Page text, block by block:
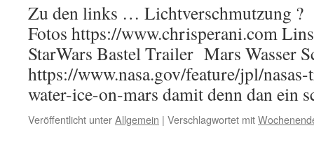
Zu den links … Lichtverschmutzung
Fotos https://www.chrisperani.com
StarWars Bastel Trailer Mars Wasser
https://www.nasa.gov/feature/jpl/
water-ice-on-mars damit denn dan ein
Veröffentlicht unterAllgemein | Verschlagwortet mit